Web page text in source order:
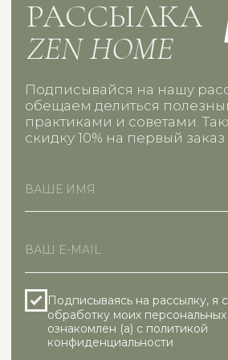
Политика конфиденциальности
* Meta Platforms Inc. (соц. сети Facebook, Instagram) признана
экстремистской, её деятельность запрещена на территории России